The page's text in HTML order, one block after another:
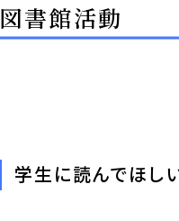
図書館活動
学生に読んでほし